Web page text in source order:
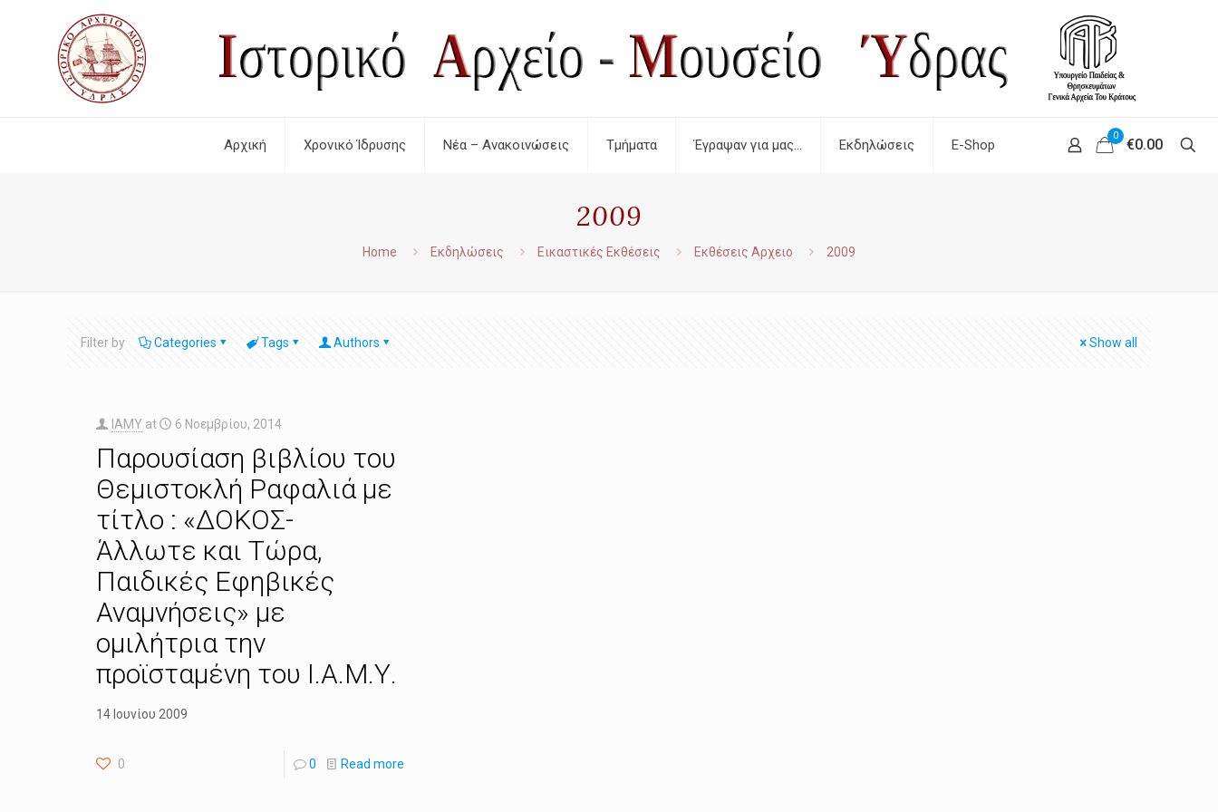
Αρχική Χρονικό Ίδρυσης Νέα – Ανακοινώσεις Τμήματα Έγραψαν για μας… Εκδηλώσεις E-Shop
0
€0.00
2009
Home Εκδηλώσεις Εικαστικές Εκθέσεις Εκθέσεις Αρχειο 2009
Filter by Categories Tags Authors Show all
IAMY at 6 Νοεμβρίου, 2014
Παρουσίαση βιβλίου του
Θεμιστοκλή Ραφαλιά με
τίτλο : «ΔΟΚΟΣ-
Άλλωτε και Τώρα,
Παιδικές Εφηβικές
Αναμνήσεις» με
ομιλήτρια την
προϊσταμένη του Ι.Α.Μ.Υ.
14 Ιουνίου 2009
0 0 Read more